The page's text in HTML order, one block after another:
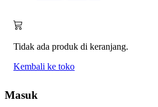
Tidak ada produk di keranjang.
Kembali ke toko
Masuk